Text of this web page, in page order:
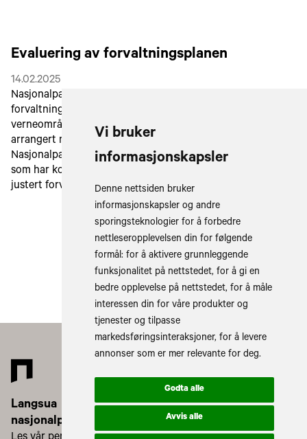
Vi bruker
informasjonskapsler
Denne nettsiden bruker
informasjonskapsler og andre
sporingsteknologier for å forbedre
nettleseropplevelsen din for følgende
formål: for å aktivere grunnleggende
funksjonalitet på nettstedet, for å gi en
bedre opplevelse på nettstedet, for å måle
interessen din for våre produkter og
tjenester og tilpasse
markedsføringsinteraksjoner, for å levere
annonser som er mer relevante for deg.
Godta alle
Avvis alle
Evaluering av forvaltningsplanen
14.02.2025
Nasjonalparkstyret drøfter praktiseringen av
forvaltningsplanen med aktørene knyttet til
verneområdene i Langsua. I den forbindelse er det nylig
arrangert møter i alle de sju involverte kommunene.
Nasjonalparkstyret fikk presentert i sitt møte 10. mars, det
som har kommet fram. En nærmere drøfting med evt.
justert forvatningspraksis vil foregå i møtet 5. mai.
Last inn flere saker
Langsua
nasjonalparkstyre